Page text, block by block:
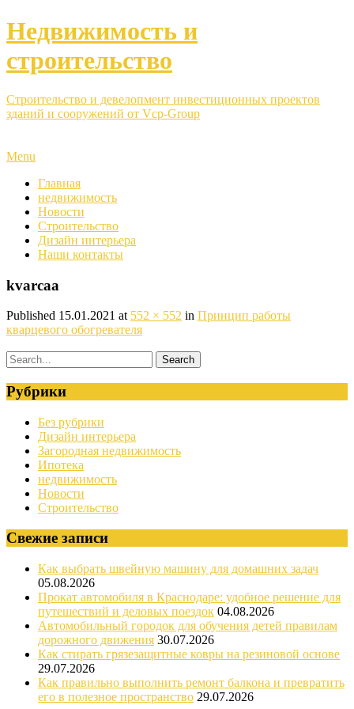
Недвижимость и
строительство
Строительство и девелопмент инвестиционных проектов
зданий и сооружений от Vcp-Group
Menu
Главная
недвижимость
Новости
Строительство
Дизайн интерьера
Наши контакты
kvarcaa
Published 15.01.2021 at 552 × 552 in Принцип работы
кварцевого обогревателя
Рубрики
Без рубрики
Дизайн интерьера
Загородная недвижимость
Ипотека
недвижимость
Новости
Строительство
Свежие записи
Как выбрать швейную машину для домашних задач
05.08.2026
Прокат автомобиля в Краснодаре: удобное решение для
путешествий и деловых поездок 04.08.2026
Автомобильный городок для обучения детей правилам
дорожного движения 30.07.2026
Как стирать грязезащитные ковры на резиновой основе
29.07.2026
Как правильно выполнить ремонт балкона и превратить
его в полезное пространство 29.07.2026